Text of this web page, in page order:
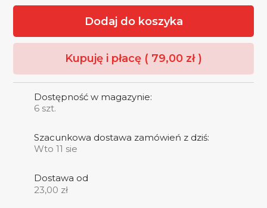
Dodaj do koszyka
Kupuję i płacę ( 79,00 zł )
Dostępność w magazynie:
6 szt.
Szacunkowa dostawa zamówień z dziś:
Wto 11 sie
Dostawa od
23,00 zł